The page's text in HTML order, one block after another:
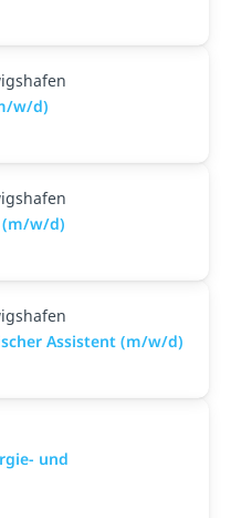
w/d)
(m/w/d)
Assistent (m/w/d)
und